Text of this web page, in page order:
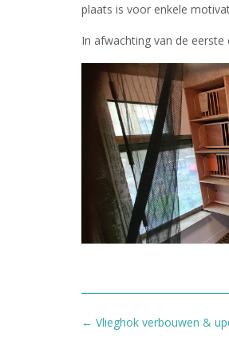
plaats is voor enkele
In afwachting van de
Bericht
← Vlieghok verbouwen &